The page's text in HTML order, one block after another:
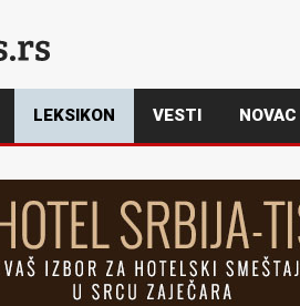
LEKSIKON VESTI NOVAC